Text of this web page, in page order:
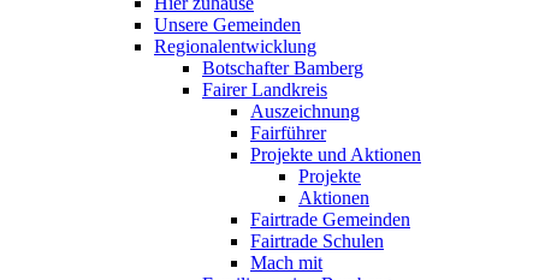
Unsere Gemeinden
Regionalentwicklung
Botschafter Bamberg
Fairer Landkreis
Auszeichnung
Fairführer
Projekte und Aktionen
Projekte
Aktionen
Fairtrade Gemeinden
Fairtrade Schulen
Mach mit